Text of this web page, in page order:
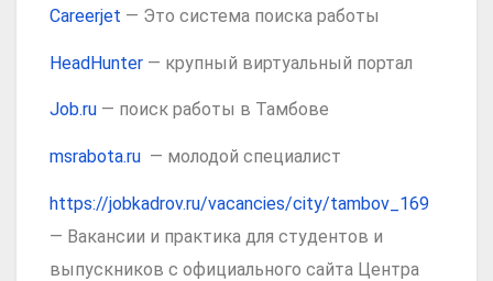
Careerjet — Это система поиска работы
HeadHunter — крупный виртуальный портал
Job.ru — поиск работы в Тамбове
msrabota.ru — молодой специалист
https://jobkadrov.ru/vacancies/city/tambov_169
— Вакансии и практика для студентов и
выпускников с официального сайта Центра